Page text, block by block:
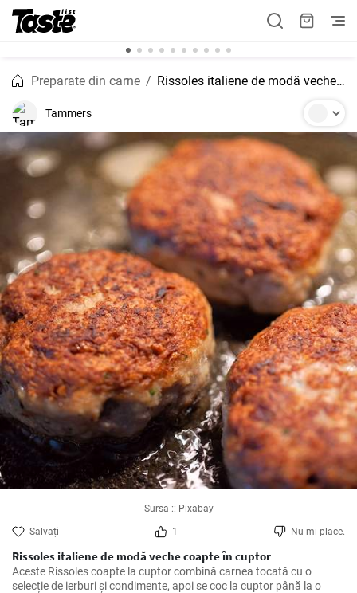
Preparate din carne Rissoles italiene de modă veche coapte în cuptor
Tammers
Sursa :: Pixabay
Salvați 1 Nu-mi place.
Rissoles italiene de modă veche coapte în cuptor
Aceste Rissoles coapte la cuptor combină carnea tocată cu o
selecție de ierburi și condimente, apoi se coc la cuptor până la o